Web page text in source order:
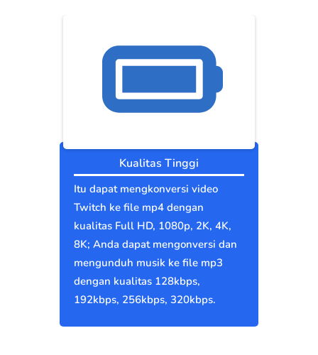
Kualitas Tinggi
Itu dapat mengkonversi video
Twitch ke file mp4 dengan
kualitas Full HD, 1080p, 2K, 4K,
8K; Anda dapat mengonversi dan
mengunduh musik ke file mp3
dengan kualitas 128kbps,
192kbps, 256kbps, 320kbps.